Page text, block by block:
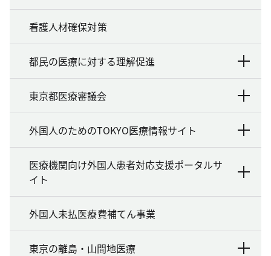
看護人材確保対策
都民の医療に対する理解促進
東京都医療審議会
外国人のためのTOKYO医療情報サイト
医療機関向け外国人患者対応支援ポータルサ
イト
外国人未払医療費補てん事業
東京の離島・山間地医療